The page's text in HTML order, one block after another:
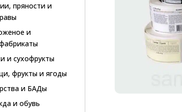
пряности и
и
и сухофрукты
фрукты и ягоды
и БАДы
и обувь